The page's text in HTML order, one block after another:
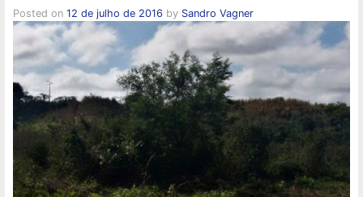
Posted on 12 de julho de 2016 by Sandro Vagner